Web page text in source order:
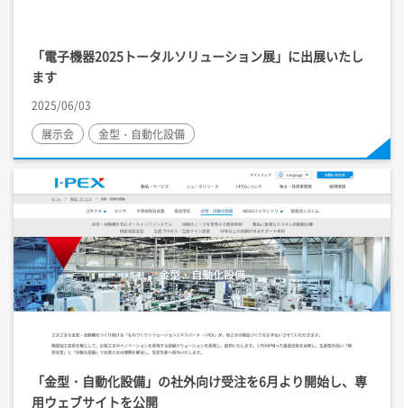
「電子機器2025トータルソリューション展」に出展いたし
ます
2025/06/03
展示会
金型・自動化設備
「金型・自動化設備」の社外向け受注を6月より開始し、専
用ウェブサイトを公開